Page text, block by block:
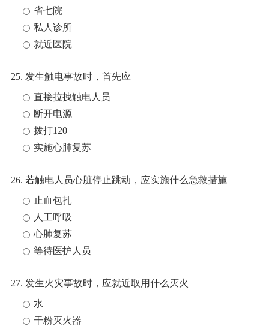
省七院
私人诊所
就近医院
25. 发生触电事故时，首先应
直接拉拽触电人员
断开电源
拨打120
实施心肺复苏
26. 若触电人员心脏停止跳动，应实施什么急救措施
止血包扎
人工呼吸
心肺复苏
等待医护人员
27. 发生火灾事故时，应就近取用什么灭火
水
干粉灭火器